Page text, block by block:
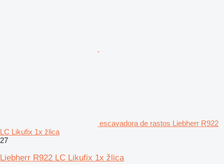
escavadora de rastos Liebherr R922
LC Likufix 1x žlica
27
Liebherr R922 LC Likufix 1x žlica